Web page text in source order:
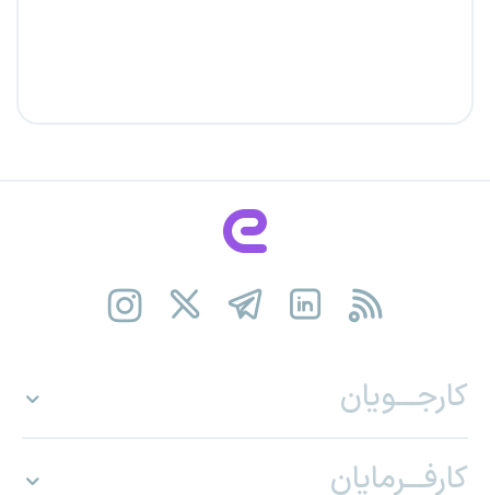
کارجـــویان
کارفـــرمایان